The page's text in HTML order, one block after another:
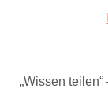
„Wissen